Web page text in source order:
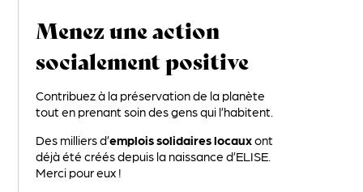
Menez une action
socialement positive
Contribuez à la préservation de la planète
tout en prenant soin des gens qui l’habitent.
Des milliers d’emplois solidaires locauxont
déjà été créés depuis la naissance d’ELISE.
Merci pour eux !